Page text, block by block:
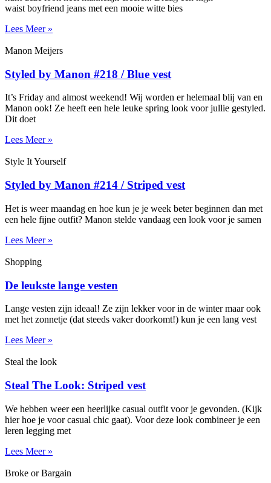
waist boyfriend jeans met een mooie witte bies
Lees Meer »
Manon Meijers
Styled by Manon #218 / Blue vest
It’s Friday and almost weekend! Wij worden er helemaal blij van en
Manon ook! Ze heeft een hele leuke spring look voor jullie gestyled.
Dit doet
Lees Meer »
Style It Yourself
Styled by Manon #214 / Striped vest
Het is weer maandag en hoe kun je je week beter beginnen dan met
een hele fijne outfit? Manon stelde vandaag een look voor je samen
Lees Meer »
Shopping
De leukste lange vesten
Lange vesten zijn ideaal! Ze zijn lekker voor in de winter maar ook
met het zonnetje (dat steeds vaker doorkomt!) kun je een lang vest
Lees Meer »
Steal the look
Steal The Look: Striped vest
We hebben weer een heerlijke casual outfit voor je gevonden. (Kijk
hier hoe je voor casual chic gaat). Voor deze look combineer je een
leren legging met
Lees Meer »
Broke or Bargain